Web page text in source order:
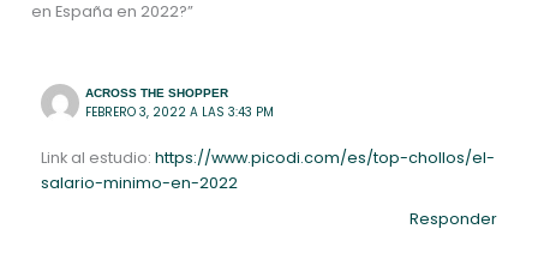
en España en 2022?”
ACROSS THE SHOPPER
FEBRERO 3, 2022 A LAS 3:43 PM
Link al estudio:https://www.picodi.com/es/top-chollos/el-
salario-minimo-en-2022
Responder